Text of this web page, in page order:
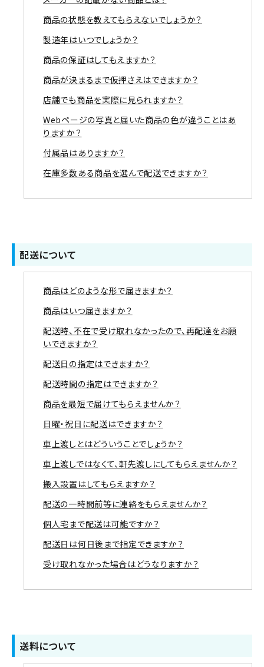
商品の状態を教えてもらえないでしょうか？
製造年はいつでしょうか？
商品の保証はしてもえますか？
商品が決まるまで仮押さえはできますか？
店舗でも商品を実際に見られますか？
Webページの写真と届いた商品の色が違うことはあ
りますか？
付属品はありますか？
在庫多数ある商品を選んで配送できますか？
配送について
商品はどのような形で届きますか？
商品はいつ届きますか？
配送時、不在で受け取れなかったので、再配達をお願
いできますか？
配送日の指定はできますか？
配送時間の指定はできますか？
商品を最短で届けてもらえませんか？
日曜・祝日に配送はできますか？
車上渡しとはどういうことでしょうか？
車上渡しではなくて、軒先渡しにしてもらえませんか？
搬入設置はしてもらえますか？
配送の一時間前等に連絡をもらえませんか？
個人宅まで配送は可能ですか？
配送日は何日後まで指定できますか？
受け取れなかった場合はどうなりますか？
送料について